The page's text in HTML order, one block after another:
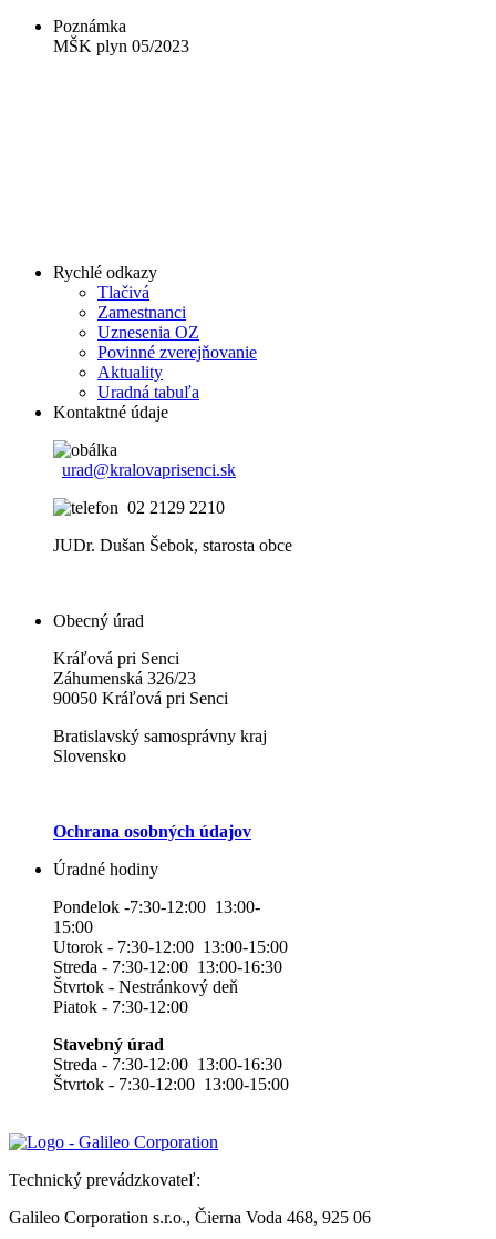
Poznámka
MŠK plyn 05/2023
Rychlé odkazy
Tlačivá
Zamestnanci
Uznesenia OZ
Povinné zverejňovanie
Aktuality
Uradná tabuľa
Kontaktné údaje
urad@kralovaprisenci.sk
02 2129 2210
JUDr. Dušan Šebok, starosta obce
Obecný úrad
Kráľová pri Senci
Záhumenská 326/23
90050 Kráľová pri Senci
Bratislavský samosprávny kraj
Slovensko
Ochrana osobných údajov
Úradné hodiny
Pondelok -7:30-12:00 13:00-
15:00
Utorok - 7:30-12:00 13:00-15:00
Streda - 7:30-12:00 13:00-16:30
Štvrtok - Nestránkový deň
Piatok - 7:30-12:00
Stavebný úrad
Streda - 7:30-12:00 13:00-16:30
Štvrtok - 7:30-12:00 13:00-15:00
Technický prevádzkovateľ:
Galileo Corporation s.r.o., Čierna Voda 468, 925 06